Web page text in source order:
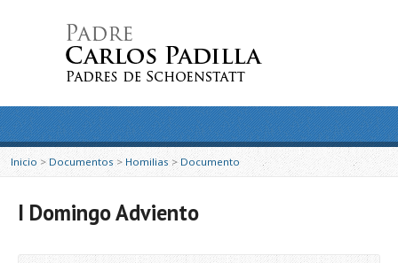
Inicio >Documentos> Homilias>Documento
I Domingo Adviento